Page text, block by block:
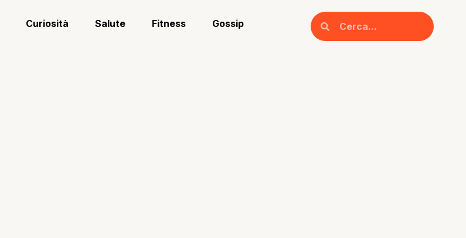
Curiosità Salute Fitness Gossip